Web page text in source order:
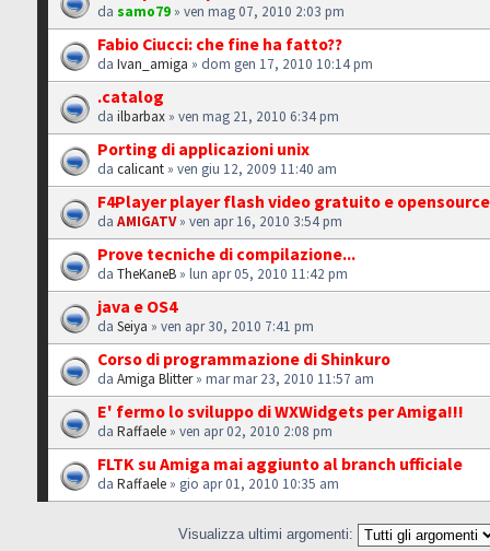
da samo79 » ven mag 07, 2010 2:03 pm
Fabio Ciucci: che fine ha fatto??
daIvan_amiga » dom gen 17, 2010 10:14 pm
.catalog
dailbarbax » ven mag 21, 2010 6:34 pm
Porting di applicazioni unix
dacalicant » ven giu 12, 2009 11:40 am
F4Player player flash video gratuito e opensource
daAMIGATV» ven apr 16, 2010 3:54 pm
Prove tecniche di compilazione...
daTheKaneB » lun apr 05, 2010 11:42 pm
java e OS4
daSeiya » ven apr 30, 2010 7:41 pm
Corso di programmazione di Shinkuro
daAmiga Blitter» mar mar 23, 2010 11:57 am
E' fermo lo sviluppo di WXWidgets per Amiga!!!
daRaffaele » ven apr 02, 2010 2:08 pm
FLTK su Amiga mai aggiunto al branch ufficiale
daRaffaele » gio apr 01, 2010 10:35 am
Visualizza ultimi argomenti: